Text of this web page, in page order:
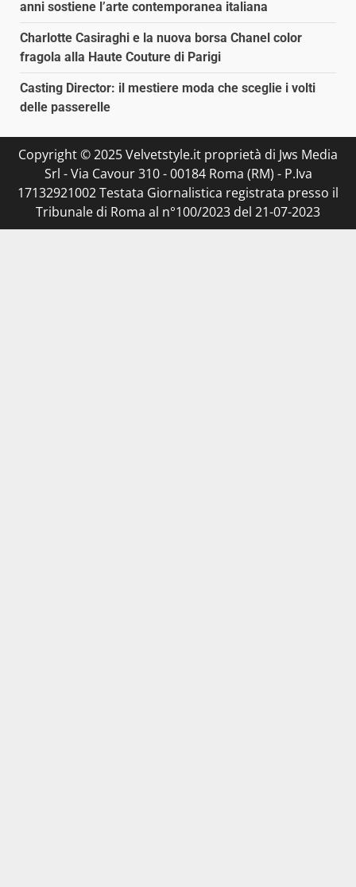
anni sostiene l’arte contemporanea italiana
Charlotte Casiraghi e la nuova borsa Chanel color
fragola alla Haute Couture di Parigi
Casting Director: il mestiere moda che sceglie i volti
delle passerelle
Copyright © 2025 Velvetstyle.it proprietà di Jws Media
Srl - Via Cavour 310 - 00184 Roma (RM) - P.Iva
17132921002 Testata Giornalistica registrata presso il
Tribunale di Roma al n°100/2023 del 21-07-2023